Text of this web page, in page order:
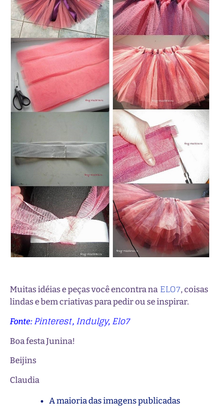
Muitas idéias e peças você encontra na ELO7, coisas
lindas e bem criativas para pedir ou se inspirar.
Fonte:Pinterest, Indulgy, Elo7
Boa festa Junina!
Beijins
Claudia
A maioria das imagens publicadas